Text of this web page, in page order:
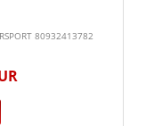
80932413782